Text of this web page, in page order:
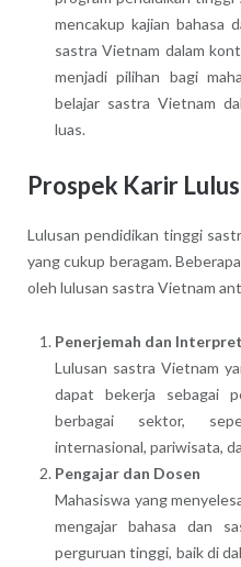
mencakup kajian bahasa
sastra Vietnam dalam
menjadi pilihan bagi
belajar sastra Vietnam
luas.
Prospek Karir
Lulusan pendidikan tinggi
yang cukup beragam.
oleh lulusan sastra Vietnam
Penerjemah dan
Lulusan sastra Vietnam
dapat bekerja sebagai
berbagai sektor,
internasional, pariwisata,
Pengajar dan Dosen
Mahasiswa yang
mengajar bahasa dan
perguruan tinggi, baik di